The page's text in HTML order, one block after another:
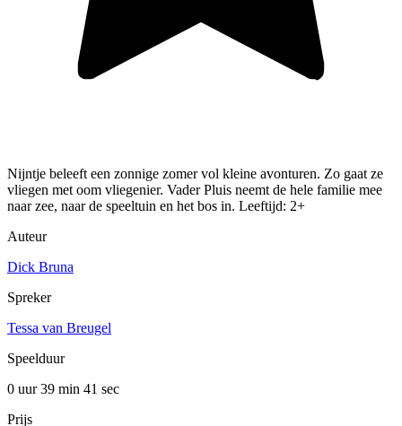
Nijntje beleeft een zonnige zomer vol kleine avonturen. Zo gaat ze
vliegen met oom vliegenier. Vader Pluis neemt de hele familie mee
naar zee, naar de speeltuin en het bos in. Leeftijd: 2+
Auteur
Dick Bruna
Spreker
Tessa van Breugel
Speelduur
0 uur 39 min 41 sec
Prijs